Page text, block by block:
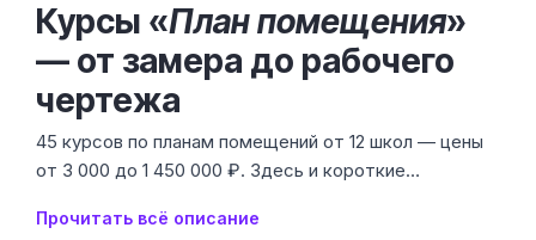
Курсы «План помещения»
— от замера до рабочего
чертежа
45 курсов по планам помещений от 12 школ — цены
от 3 000 до 1 450 000 ₽. Здесь и короткие
ремонт, и полноценные программы для
Прочитать всё описание